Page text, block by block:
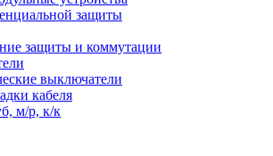
защиты
защиты и коммутации
выключатели
кабеля
м/р, к/к